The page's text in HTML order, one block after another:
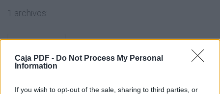
Caja PDF - Do Not Process My Personal
Information
If you wish to opt-out of the sale, sharing to third parties, or
1 archivos: